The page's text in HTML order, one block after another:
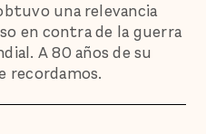
una relevancia
en contra de la guerra
A 80 años de su
recordamos.